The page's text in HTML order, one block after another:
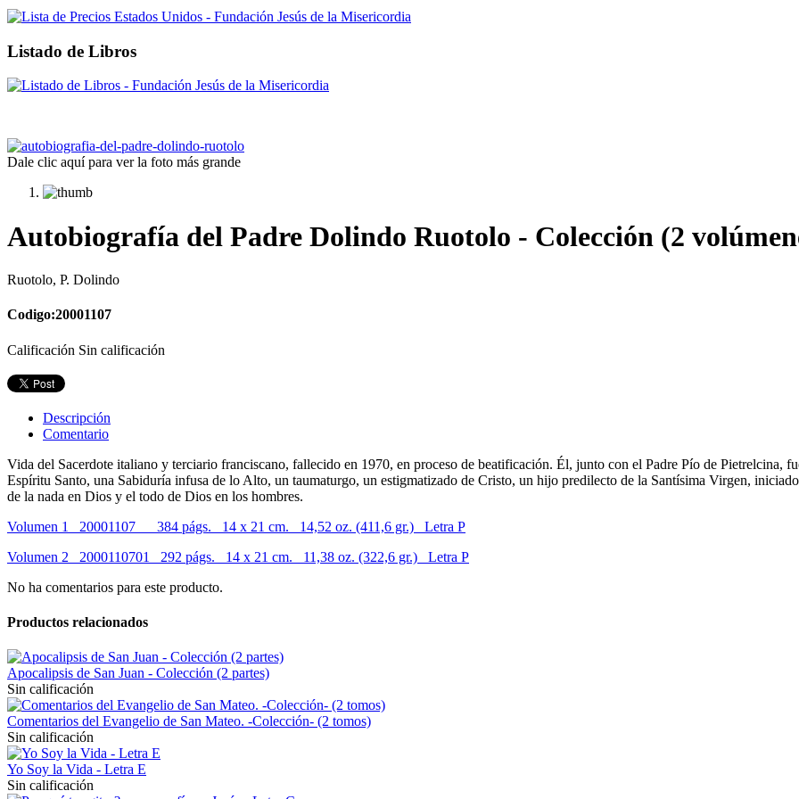
Listado de Libros
Dale clic aquí para ver la foto más grande
Autobiografía del Padre Dolindo Ruotolo - Colección (2
Ruotolo, P. Dolindo
Codigo:20001107
Calificación Sin calificación
Descripción
Comentario
Vida del Sacerdote italiano y terciario franciscano, fallecido en 1970, en proceso de beatificación. Él, junto con el Padre Pío de Pietrelcina,
Espíritu Santo, una Sabiduría infusa de lo Alto, un taumaturgo, un estigmatizado de Cristo, un hijo predilecto de la Santísima Virgen,
de la nada en Dios y el todo de Dios en los hombres.
Volumen 1 20001107 384 págs. 14 x 21 cm. 14,52 oz. (411,6 gr.) Letra P
Volumen 2 2000110701 292 págs. 14 x 21 cm. 11,38 oz. (322,6 gr.) Letra P
No ha comentarios para este producto.
Productos relacionados
Apocalipsis de San Juan - Colección (2 partes)
Sin calificación
Comentarios del Evangelio de San Mateo. -Colección- (2 tomos)
Sin calificación
Yo Soy la Vida - Letra E
Sin calificación